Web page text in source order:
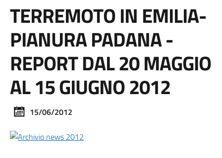
TERREMOTO IN EMILIA-
PIANURA PADANA -
REPORT DAL 20 MAGGIO
AL 15 GIUGNO 2012
15/06/2012